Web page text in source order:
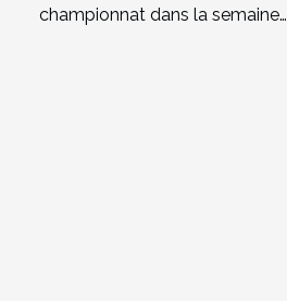
championnat dans la semaine…